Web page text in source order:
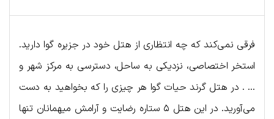
فرقی نمی‌کند که چه انتظاری از هتل خود در جزیره گوا دارید.
استخر اختصاصی، نزدیکی به ساحل، دسترسی به مرکز شهر و
… . در هتل گرند حیات گوا هر چیزی را که بخواهید به دست
می‌آورید. در این هتل ۵ ستاره رضایت و آرامش میهمانان تنها